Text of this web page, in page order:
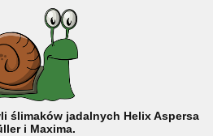
ślimaków jadalnych Helix Aspersa
i Maxima.